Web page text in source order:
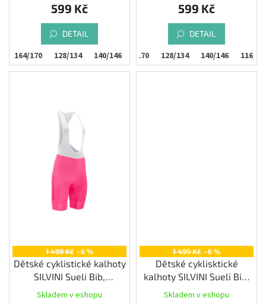
599 Kč
DETAIL
164/170 128/134 140/146
599 Kč
DETAIL
152/158 164/170 128/134 140/146 116/
1 499 Kč –6 %
Dětské cyklistické kalhoty
SILVINI Sueli Bib,
fuchsia/white
Skladem v eshopu
1 499 Kč –6 %
Dětské cyklisktické
kalhoty SILVINI Sueli Bib,
Skladem v eshopu